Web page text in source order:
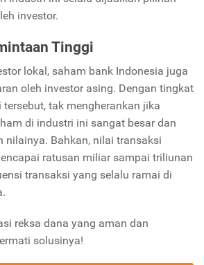
investor.
Tinggi
lokal, saham bank Indonesia juga
oleh investor asing. Dengan tingkat
tak mengherankan jika
di industri ini sangat besar dan
nilainya. Bahkan, nilai transaksi
ratusan miliar sampai triliunan
transaksi yang selalu ramai di
reksa dana yang aman dan
solusinya!